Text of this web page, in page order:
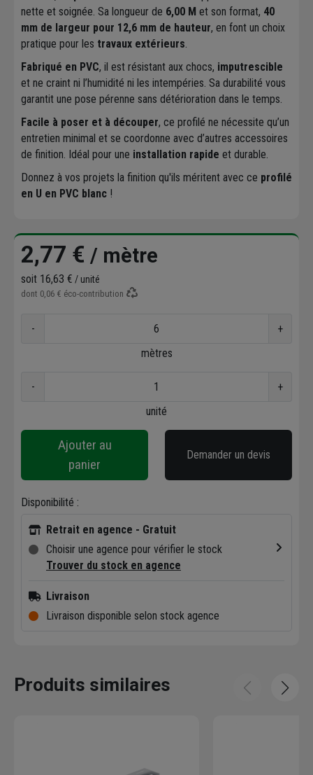
nette et soignée. Sa longueur de 6,00 M et son format, 40
mm de largeur pour 12,6 mm de hauteur, en font un choix
pratique pour les travaux extérieurs.
Fabriqué en PVC, il est résistant aux chocs, imputrescible
et ne craint ni l’humidité ni les intempéries. Sa durabilité vous
garantit une pose pérenne sans détérioration dans le temps.
Facile à poser et à découper, ce profilé ne nécessite qu’un
entretien minimal et se coordonne avec d’autres accessoires
de finition. Idéal pour une installation rapide et durable.
Donnez à vos projets la finition qu'ils méritent avec ce profilé
en U en PVC blanc !
2,77 € / mètre
soit 16,63 € / unité
dont 0,06 € éco-contribution
-
+
mètres
-
+
unité
Ajouter au
panier
Demander un devis
Disponibilité :
Retrait en agence - Gratuit
Choisir une agence pour vérifier le stock
Trouver du stock en agence
Livraison
Livraison disponible selon stock agence
Produits similaires